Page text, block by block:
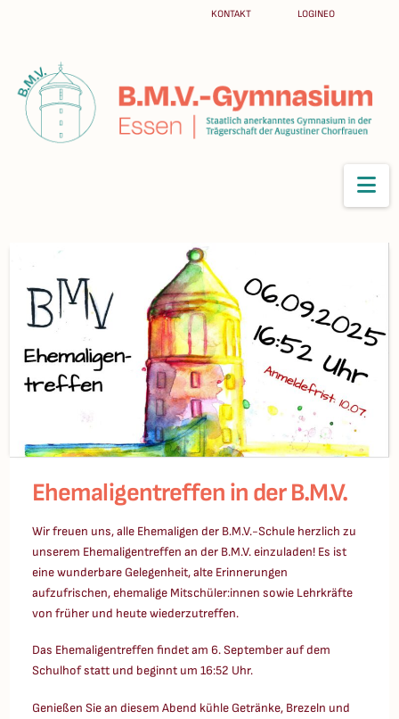
KONTAKT LOGINEO
Ehemaligentreffen in der B.M.V.
Wir freuen uns, alle Ehemaligen der B.M.V.-Schule herzlich zu
unserem Ehemaligentreffen an der B.M.V. einzuladen! Es ist
eine wunderbare Gelegenheit, alte Erinnerungen
aufzufrischen, ehemalige Mitschüler:innen sowie Lehrkräfte
von früher und heute wiederzutreffen.
Das Ehemaligentreffen findet am 6. September auf dem
Schulhof statt und beginnt um 16:52 Uhr.
Genießen Sie an diesem Abend kühle Getränke, Brezeln und